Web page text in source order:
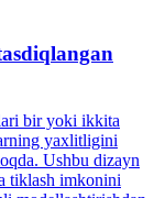
bir yoki ikkita
yaxlitligini
Ushbu dizayn
tiklash imkonini